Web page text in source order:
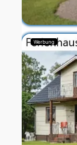
Werbung